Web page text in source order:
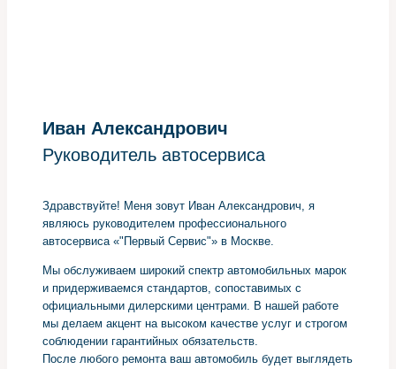
Иван Александрович
Руководитель автосервиса
Здравствуйте! Меня зовут Иван Александрович, я
являюсь руководителем профессионального
автосервиса «"Первый Сервис"» в Москве.
Мы обслуживаем широкий спектр автомобильных марок
и придерживаемся стандартов, сопоставимых с
официальными дилерскими центрами. В нашей работе
мы делаем акцент на высоком качестве услуг и строгом
соблюдении гарантийных обязательств.
После любого ремонта ваш автомобиль будет выглядеть